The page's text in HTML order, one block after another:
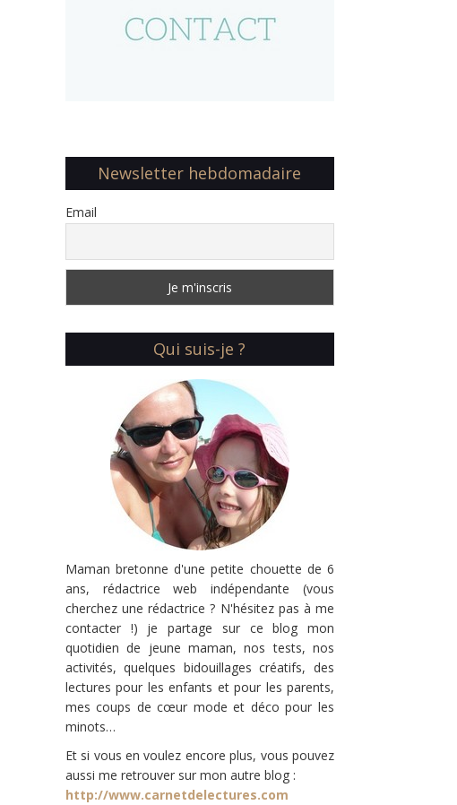
Newsletter hebdomadaire
Email
Qui suis-je ?
Maman bretonne d'une petite chouette de 6
ans, rédactrice web indépendante (vous
cherchez une rédactrice ? N'hésitez pas à me
contacter !) je partage sur ce blog mon
quotidien de jeune maman, nos tests, nos
activités, quelques bidouillages créatifs, des
lectures pour les enfants et pour les parents,
mes coups de cœur mode et déco pour les
minots…
Et si vous en voulez encore plus, vous pouvez
aussi me retrouver sur mon autre blog :
http://www.carnetdelectures.com